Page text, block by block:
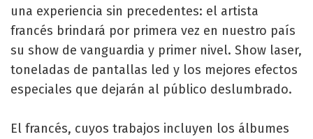
una experiencia sin precedentes: el artista
francés brindará por primera vez en nuestro país
su show de vanguardia y primer nivel. Show laser,
toneladas de pantallas led y los mejores efectos
especiales que dejarán al público deslumbrado.
El francés, cuyos trabajos incluyen los álbumes